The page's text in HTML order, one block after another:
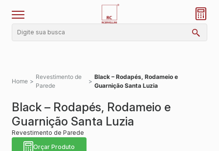
Home >
Revestimento de
Parede
>
Black – Rodapés, Rodameio e
Guarnição Santa Luzia
Black – Rodapés, Rodameio e
Guarnição Santa Luzia
Revestimento de Parede
Orçar Produto